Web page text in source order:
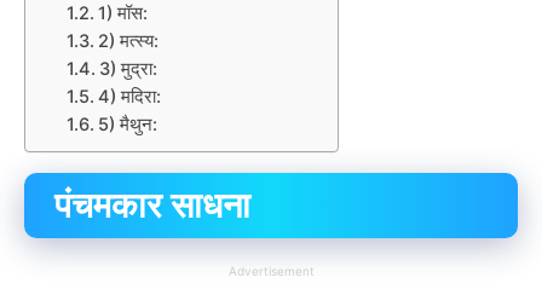
1) मॉस:
2) मत्स्य:
3) मुद्रा:
4) मदिरा:
5) मैथुन:
पंचमकार साधना
Advertisement